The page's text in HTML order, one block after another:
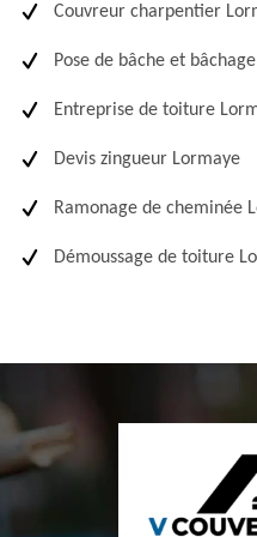
Couvreur charpentier
Pose de bâche et
Entreprise de toiture
Devis zingueur Lormaye
Ramonage de cheminée
Démoussage de toiture